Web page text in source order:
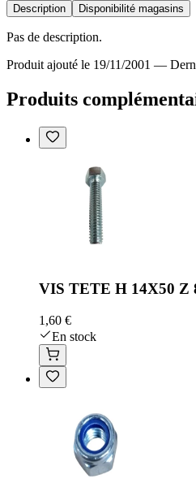
Description
Disponibilité magasins
Pas de description.
Produit ajouté le 19/11/2001 —
Produits
VIS TETE H 14X50 Z
1,60 €
En stock